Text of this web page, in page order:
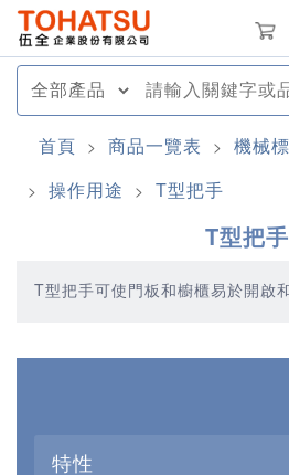
首頁 > 商品一覽表 > 機械
> 操作用途 > T型把手
T型把手
T型把手可使門板和櫥櫃易於開啟
特性